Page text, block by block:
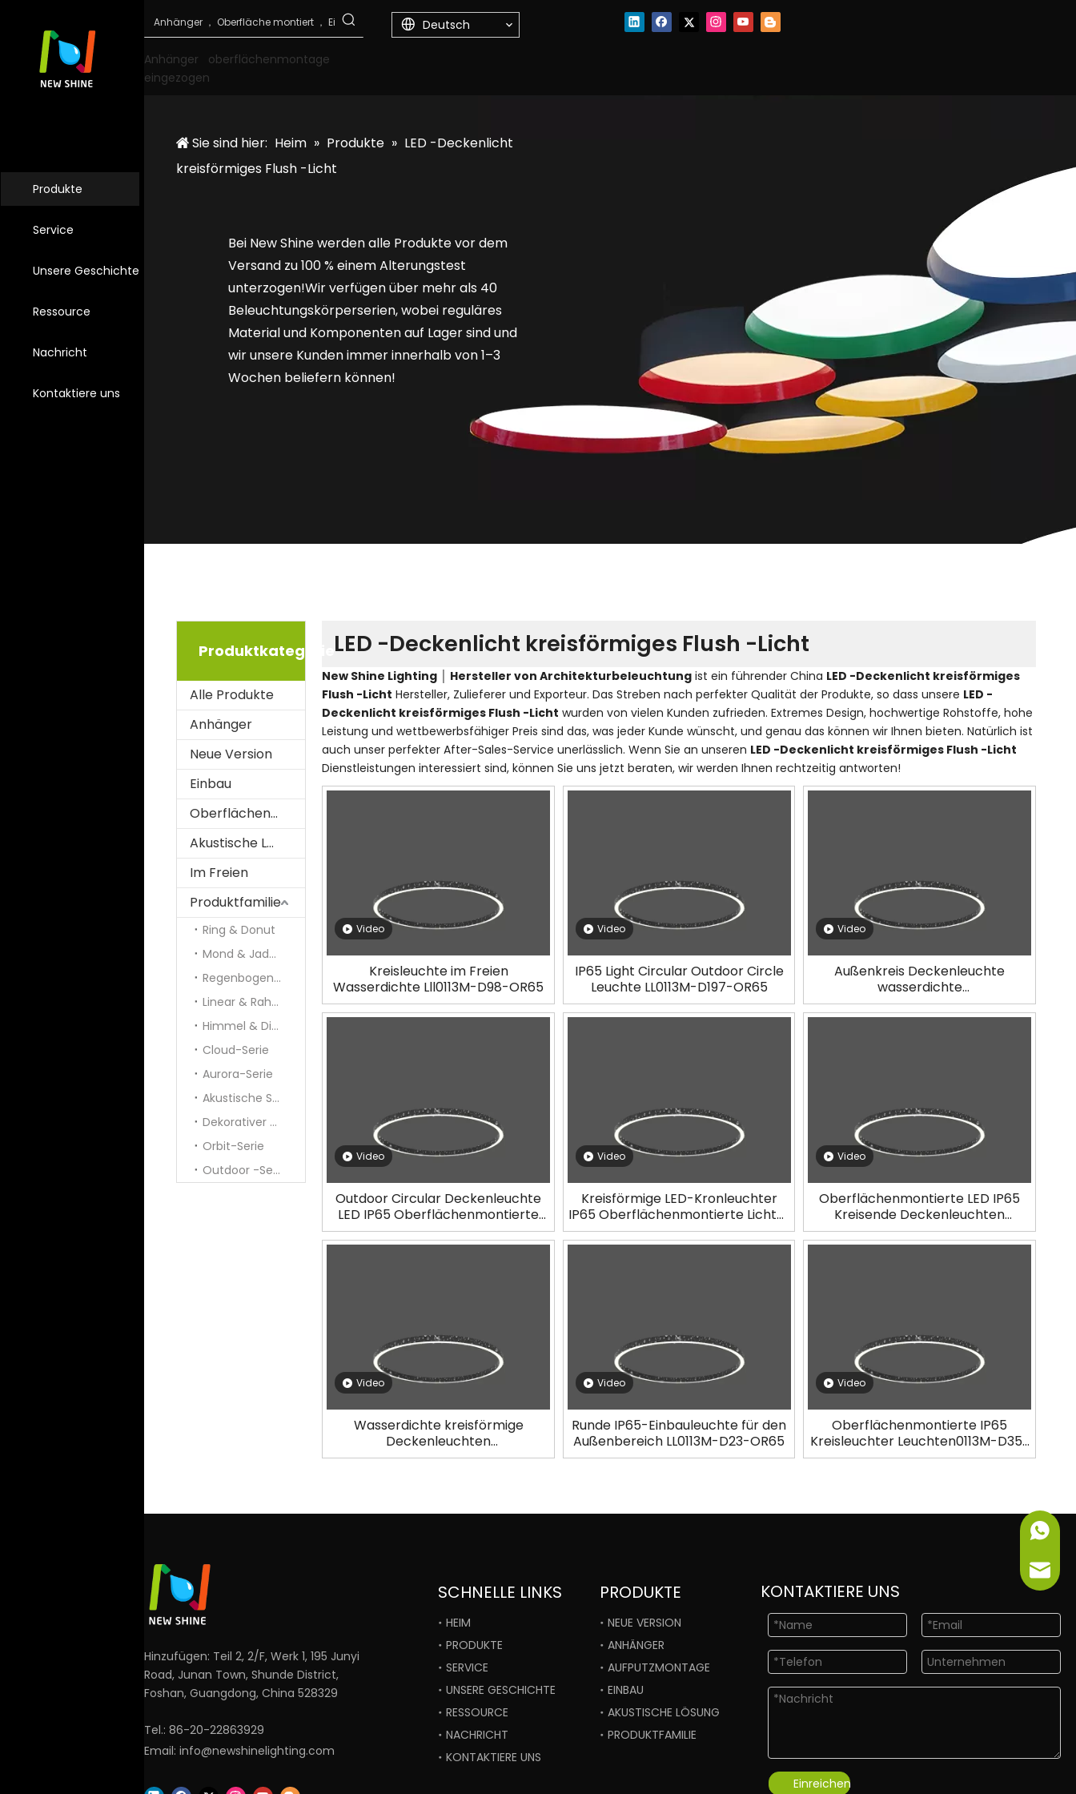
Anhänger
oberflächenmontage
eingezogen
Deutsch
Produkte
Service
Unsere Geschichte
Ressource
Nachricht
Kontaktiere uns
Sie sind hier: Heim » Produkte » LED -Deckenlicht
kreisförmiges Flush -Licht
Bei New Shine werden alle Produkte vor dem
Versand zu 100 % einem Alterungstest
unterzogen!Wir verfügen über mehr als 40
Beleuchtungskörperserien, wobei reguläres
Material und Komponenten auf Lager sind und
wir unsere Kunden immer innerhalb von 1–3
Wochen beliefern können!
Produktkategorie
Alle Produkte
Anhänger
Neue Version
Einbau
Oberflächenmontiert
Akustische Lösung
Im Freien
Produktfamilie
Ring & Donut
Mond & Jade & Panel
Regenbogen und Galaxie
Linear & Rahmen
Himmel & Diamant
Cloud-Serie
Aurora-Serie
Akustische Serie
Dekorativer Anhänger
Orbit-Serie
Outdoor -Serie
LED -Deckenlicht kreisförmiges Flush -Licht
New Shine Lighting │ Hersteller von Architekturbeleuchtung ist ein führender China LED -Deckenlicht kreisförmiges
Flush -Licht Hersteller, Zulieferer und Exporteur. Das Streben nach perfekter Qualität der Produkte, so dass unsere LED -
Deckenlicht kreisförmiges Flush -Licht wurden von vielen Kunden zufrieden. Extremes Design, hochwertige Rohstoffe, hohe
Leistung und wettbewerbsfähiger Preis sind das, was jeder Kunde wünscht, und genau das können wir Ihnen bieten. Natürlich ist
auch unser perfekter After-Sales-Service unerlässlich. Wenn Sie an unseren LED -Deckenlicht kreisförmiges Flush -Licht
Dienstleistungen interessiert sind, können Sie uns jetzt beraten, wir werden Ihnen rechtzeitig antworten!
Video
Kreisleuchte im Freien
Wasserdichte Lll0113M-D98-OR65
Video
IP65 Light Circular Outdoor Circle
Leuchte LL0113M-D197-OR65
Video
Außenkreis Deckenleuchte
wasserdichte
Oberflächenmontage LL0113M-
D158-OR65
Video
Outdoor Circular Deckenleuchte
LED IP65 Oberflächenmontierte
Lichter LL0113M-D118-OR65
Video
Kreisförmige LED-Kronleuchter
IP65 Oberflächenmontierte Lichter
LL0113M-D48-OR65
Video
Oberflächenmontierte LED IP65
Kreisende Deckenleuchten
LL0113M-D59-OR65
Video
Wasserdichte kreisförmige
Deckenleuchten
Oberflächenmontierte LED
Video
Runde IP65-Einbauleuchte für den
Außenbereich LL0113M-D23-OR65
Video
Oberflächenmontierte IP65
Kreisleuchter Leuchten0113M-D35-
OR65
Hinzufügen: Teil 2, 2/F, Werk 1, 195 Junyi
Road, Junan Town, Shunde District,
Foshan, Guangdong, China 528329
Tel.: 86-20-22863929
Email: info@newshinelighting.com
+86-
SCHNELLE LINKS
HEIM
PRODUKTE
SERVICE
UNSERE GESCHICHTE
RESSOURCE
NACHRICHT
KONTAKTIERE UNS
PRODUKTE
NEUE VERSION
ANHÄNGER
AUFPUTZMONTAGE
EINBAU
AKUSTISCHE LÖSUNG
PRODUKTFAMILIE
KONTAKTIERE UNS
Einreichen